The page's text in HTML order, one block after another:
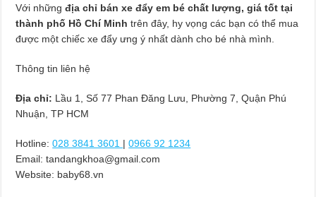
Với nhữngđịa chỉ bán xe đẩy em bé chất lượng, giá tốt tại
thành phố Hồ Chí Minh trên đây, hy vọng các bạn có thể mua
được một chiếc xe đẩy ưng ý nhất dành cho bé nhà mình.
Thông tin liên hệ
Địa chỉ: Lầu 1, Số 77 Phan Đăng Lưu, Phường 7, Quận Phú
Nhuận, TP HCM
Hotline: 028 3841 3601 |0966 92 1234
Email: tandangkhoa@gmail.com
Website: baby68.vn